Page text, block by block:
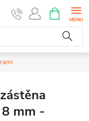
NÁKUPNÍ
KOŠÍK
mm -